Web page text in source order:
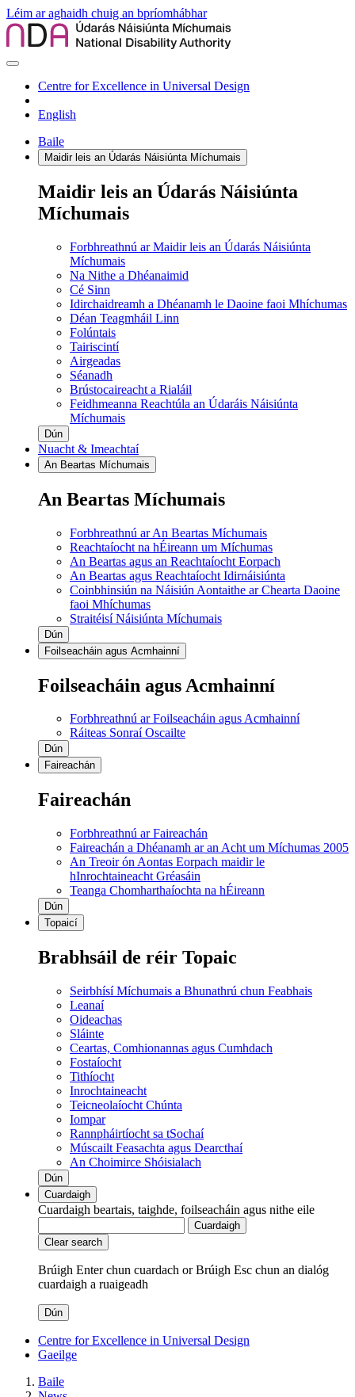
Léim ar aghaidh chuig an bpríomhábhar
Centre for Excellence in Universal Design
English
Baile
Maidir leis an Údarás Náisiúnta Míchumais
Maidir leis an Údarás Náisiúnta
Míchumais
Forbhreathnú ar Maidir leis an Údarás Náisiúnta
Míchumais
Na Nithe a Dhéanaimid
Cé Sinn
Idirchaidreamh a Dhéanamh le Daoine faoi Mhíchumas
Déan Teagmháil Linn
Folúntais
Tairiscintí
Airgeadas
Séanadh
Brústocaireacht a Rialáil
Feidhmeanna Reachtúla an Údaráis Náisiúnta
Míchumais
Dún
Nuacht & Imeachtaí
An Beartas Míchumais
An Beartas Míchumais
Forbhreathnú ar An Beartas Míchumais
Reachtaíocht na hÉireann um Míchumas
An Beartas agus an Reachtaíocht Eorpach
An Beartas agus Reachtaíocht Idirnáisiúnta
Coinbhinsiún na Náisiún Aontaithe ar Chearta Daoine
faoi Mhíchumas
Straitéisí Náisiúnta Míchumais
Dún
Foilseacháin agus Acmhainní
Foilseacháin agus Acmhainní
Forbhreathnú ar Foilseacháin agus Acmhainní
Ráiteas Sonraí Oscailte
Dún
Faireachán
Faireachán
Forbhreathnú ar Faireachán
Faireachán a Dhéanamh ar an Acht um Míchumas 2005
An Treoir ón Aontas Eorpach maidir le
hInrochtaineacht Gréasáin
Teanga Chomharthaíochta na hÉireann
Dún
Topaicí
Brabhsáil de réir Topaic
Seirbhísí Míchumais a Bhunathrú chun Feabhais
Leanaí
Oideachas
Sláinte
Ceartas, Comhionannas agus Cumhdach
Fostaíocht
Tithíocht
Inrochtaineacht
Teicneolaíocht Chúnta
Iompar
Rannpháirtíocht sa tSochaí
Múscailt Feasachta agus Dearcthaí
An Choimirce Shóisialach
Dún
Cuardaigh
Cuardaigh beartais, taighde, foilseacháin agus nithe eile
Cuardaigh
Clear search
Brúigh Enter chun cuardach orBrúigh Esc chun an dialóg
cuardaigh a ruaigeadh
Dún
Centre for Excellence in Universal Design
Gaeilge
Baile